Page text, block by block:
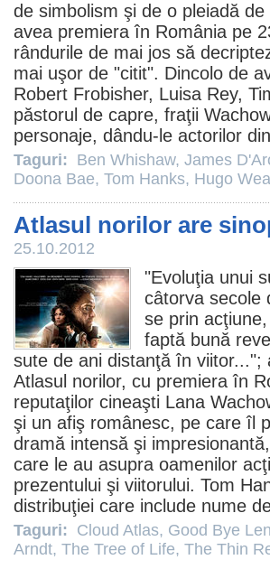
de simbolism şi de o pleiadă
avea premiera în România pe
rândurile de mai jos să
mai uşor de "citit". Dincolo de
Robert Frobisher, Luisa Rey,
păstorul de capre, fraţii
personaje, dându-le actorilor
Taguri: Ben Whishaw, James
Doona Bae, Tom Hanks, Hugo
Atlasul norilor are
25.10.2012
"Evoluţia unui
câtorva secole
se prin
faptă bună
sute de ani distanţă în viitor...";
Atlasul norilor, cu premiera în
reputaţilor cineaşti Lana
şi un afiş românesc, pe care îl
dramă intensă şi
care le au asupra oamenilor
prezentului şi viitorului. Tom
distribuţiei care include nume
Taguri: Cloud Atlas, Good Bye
Arndt, The Tree of Life, The Thin